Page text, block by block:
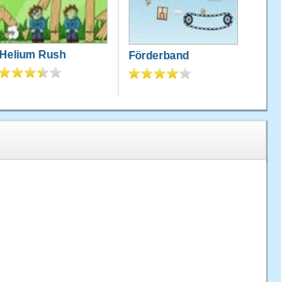
Helium Rush Förderband